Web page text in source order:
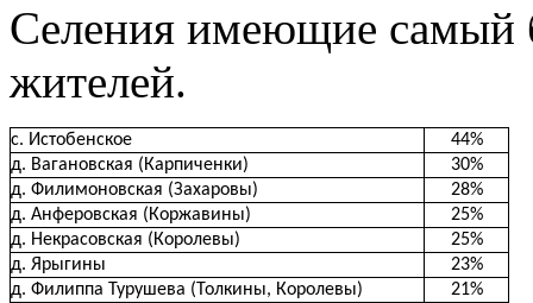
Селения имеющие самый
жителей.
с. Истобенское
44%
д. Вагановская (Карпиченки)
30%
д. Филимоновская (Захаровы)
28%
д. Анферовская (Коржавины)
25%
д. Некрасовская (Королевы)
25%
д. Ярыгины
23%
д. Филиппа Турушева (Толкины, Королевы)
21%